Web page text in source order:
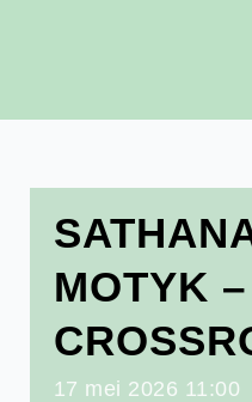
MOTYK –
17 mei 2026 11:00